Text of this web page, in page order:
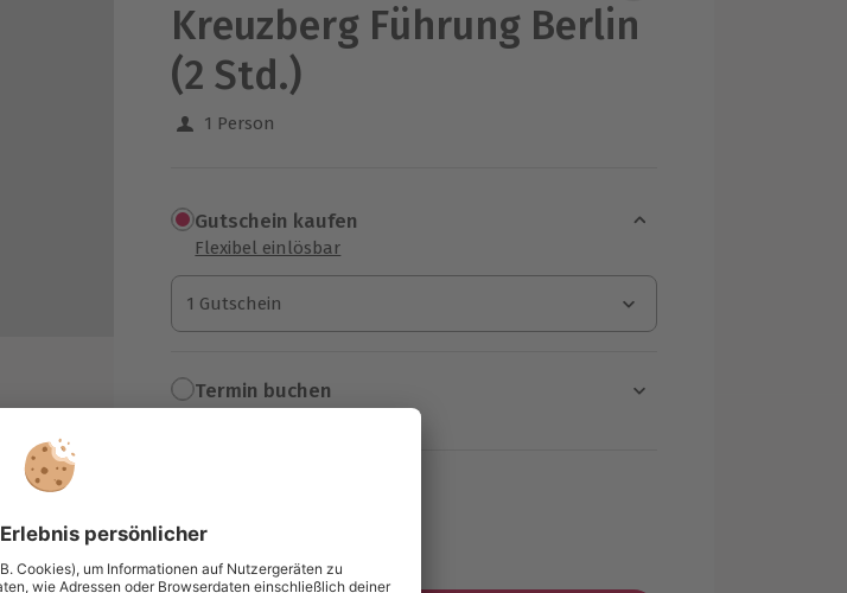
Kreuzberg Führung Berlin
(2 Std.)
1 Person
Gutschein kaufen
Flexibel einlösbar
1 Gutschein
1 Gutschein
1 Gutschein
Termin buchen